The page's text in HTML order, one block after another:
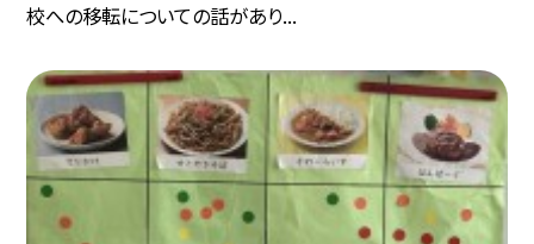
校への移転についての話があり...